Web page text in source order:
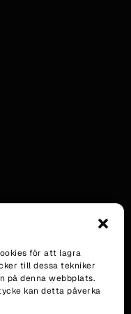
för att lagra
till dessa tekniker
på denna webbplats.
kan detta påverka